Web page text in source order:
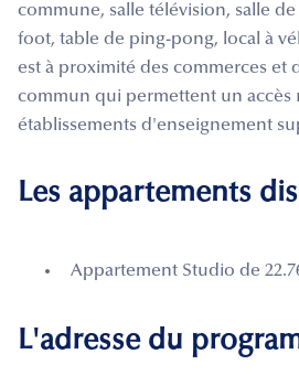
commune, salle télévision, salle
foot, table de ping-pong, local à
est à proximité des commerces et
commun qui permettent un accès
établissements d'enseignement
Les appartements
Appartement Studio de
L'adresse du